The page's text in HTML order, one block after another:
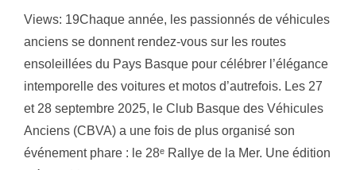
Views: 19Chaque année, les passionnés de véhicules
anciens se donnent rendez-vous sur les routes
ensoleillées du Pays Basque pour célébrer l’élégance
intemporelle des voitures et motos d’autrefois. Les 27
et 28 septembre 2025, le Club Basque des Véhicules
Anciens (CBVA) a une fois de plus organisé son
événement phare : le 28ᵉ Rallye de la Mer. Une édition